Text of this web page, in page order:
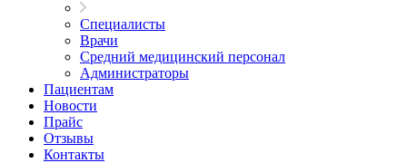
Специалисты
Врачи
Средний медицинский персонал
Администраторы
Пациентам
Новости
Прайс
Отзывы
Контакты